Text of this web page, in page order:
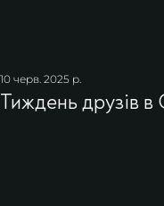
Тиждень друзів
10 черв. 2025 р.